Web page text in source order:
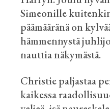
Simeonille
päämääränä on
hämmennystä
nauttia näkymästä.
Christie paljastaa
kaikessa